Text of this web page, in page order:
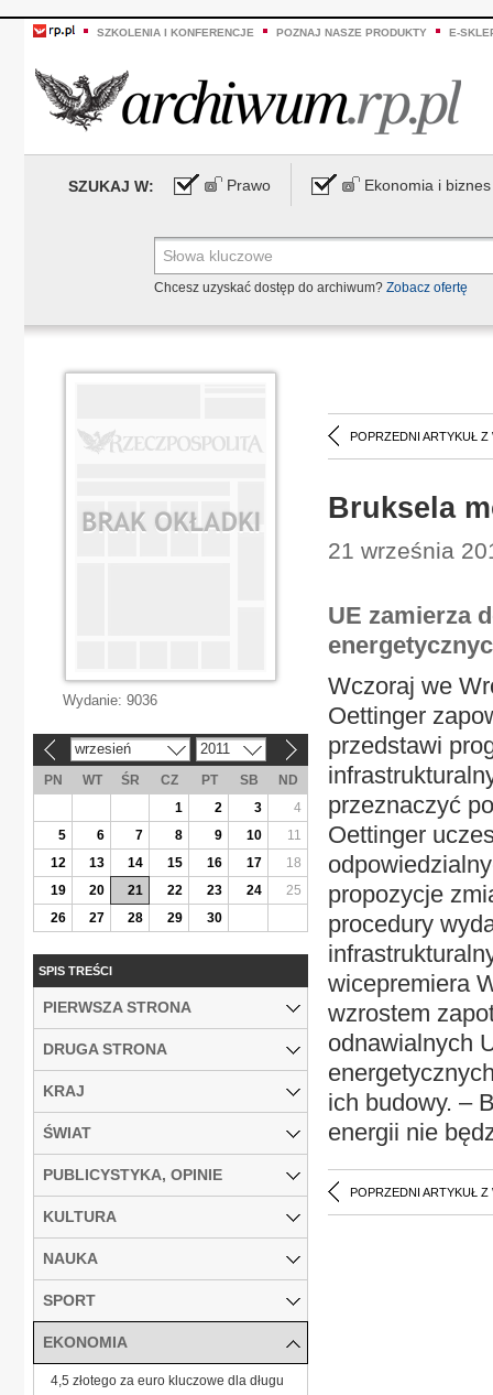
SZKOLENIA I KONFERENCJE POZNAJ NASZE PRODUKTY E-
SZUKAJ W: Prawo Ekonomia i biznes
Chcesz uzyskać dostęp do archiwum? Zobacz ofertę
POPRZEDNI ARTYKUŁ Z
Bruksela
21 września
UE zamierza
Wczoraj we
Oettinger
przedstawi
przeznaczyć
Oettinger
propozycje
procedury
wicepremiera
wzrostem
odnawialnych
ich budowy. –
energii nie
POPRZEDNI ARTYKUŁ Z
Wydanie: 9036
wrzesień 2011
PN WT ŚR CZ PT SB
ND
1
2 3
4
5
6 7 8 9 10
11
12
13 14 15 16 17
18
19
20 21 22 23 24
25
26
27 28 29 30
SPIS TREŚCI
PIERWSZA STRONA
DRUGA STRONA
KRAJ
ŚWIAT
PUBLICYSTYKA, OPINIE
KULTURA
NAUKA
SPORT
EKONOMIA
4,5 złotego za euro kluczowe dla długu